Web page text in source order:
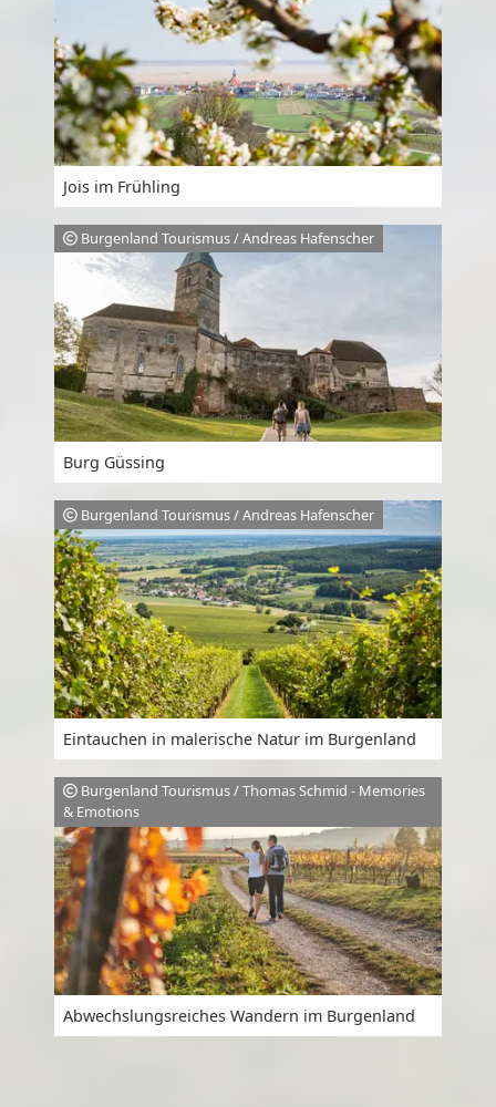
Jois im Frühling
Burgenland Tourismus / Andreas Hafenscher
Burg Güssing
Burgenland Tourismus / Andreas Hafenscher
Eintauchen in malerische Natur im Burgenland
Burgenland Tourismus / Thomas Schmid - Memories
& Emotions
Abwechslungsreiches Wandern im Burgenland